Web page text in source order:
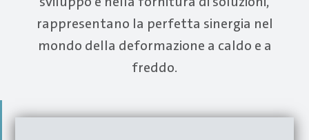
rappresentano la perfetta sinergia nel
mondo della deformazione a caldo e a
freddo.